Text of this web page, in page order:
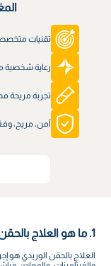
تقنيات
رعاية شخصية
تجربة مريحة
آمن، مريح،
1. ما هو العلاج بالحقن الوريدي؟
العلاج بالحقن الوريدي هو